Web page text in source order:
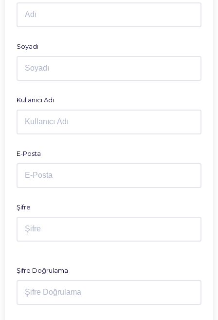
Soyadı
Kullanıcı Adı
E-Posta
Şifre
Şifre Doğrulama